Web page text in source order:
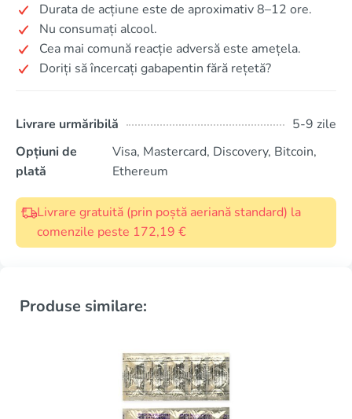
Durata de acțiune este de aproximativ 8–12 ore.
Nu consumați alcool.
Cea mai comună reacție adversă este amețela.
Doriți să încercați gabapentin fără rețetă?
Livrare urmăribilă
5-9 zile
Opțiuni de
plată
Visa, Mastercard, Discovery, Bitcoin,
Ethereum
Livrare gratuită (prin poștă aeriană standard) la
comenzile peste 172,19 €
Produse similare: